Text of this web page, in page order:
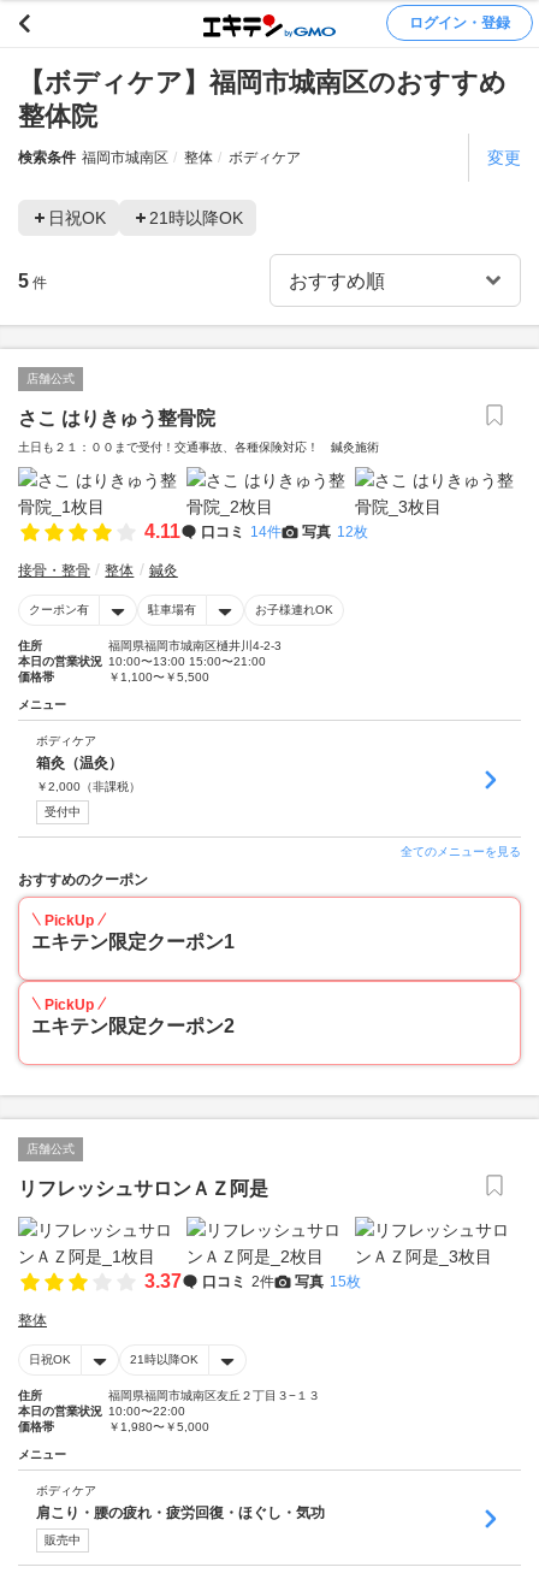
ログイン・登録
【ボディケア】福岡市城南区のおすすめ
整体院
検索条件 福岡市城南区 整体 ボディケア 変更
日祝OK 21時以降OK
5 件
店舗公式
さこ はりきゅう整骨院
土日も２１：００まで受付！交通事故、各種保険対応！ 鍼灸施術
4.11 口コミ 14件 写真 12枚
接骨・整骨 整体 鍼灸
クーポン有 駐車場有 お子様連れOK
住所
福岡県福岡市城南区樋井川4-2-3
本日の営業状況 10:00〜13:00 15:00〜21:00
価格帯
￥1,100〜￥5,500
メニュー
ボディケア
箱灸（温灸）
￥2,000 （非課税）
受付中
全てのメニューを見る
おすすめのクーポン
PickUp
エキテン限定クーポン1
PickUp
エキテン限定クーポン2
店舗公式
リフレッシュサロンＡＺ阿是
3.37 口コミ 2件 写真 15枚
整体
日祝OK 21時以降OK
住所
福岡県福岡市城南区友丘２丁目３−１３
本日の営業状況 10:00〜22:00
価格帯
￥1,980〜￥5,000
メニュー
ボディケア
肩こり・腰の疲れ・疲労回復・ほぐし・気功
販売中